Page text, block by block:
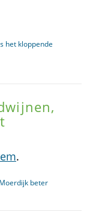
het kloppende
.
beter